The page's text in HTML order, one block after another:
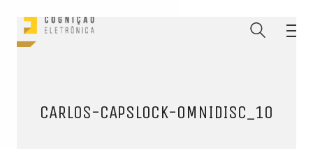
CARLOS-CAPSLOCK-OMNIDISC_10